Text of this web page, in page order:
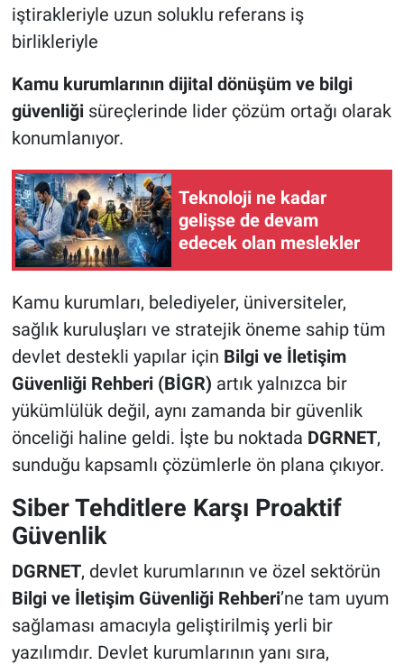
iştirakleriyle uzun soluklu referans iş
birlikleriyle
Kamu kurumlarının dijital dönüşüm ve bilgi
güvenliğisüreçlerinde lider çözüm ortağı olarak
konumlanıyor.
Teknoloji ne kadar
gelişse de devam
edecek olan meslekler
Kamu kurumları, belediyeler, üniversiteler,
sağlık kuruluşları ve stratejik öneme sahip tüm
devlet destekli yapılar için Bilgi ve İletişim
Güvenliği Rehberi (BİGR) artık yalnızca bir
yükümlülük değil, aynı zamanda bir güvenlik
önceliği haline geldi. İşte bu noktada DGRNET,
sunduğu kapsamlı çözümlerle ön plana çıkıyor.
Siber Tehditlere Karşı Proaktif
Güvenlik
DGRNET, devlet kurumlarının ve özel sektörün
Bilgi ve İletişim Güvenliği Rehberi’ne tam uyum
sağlaması amacıyla geliştirilmiş yerli bir
yazılımdır. Devlet kurumlarının yanı sıra,